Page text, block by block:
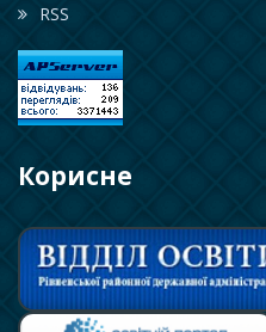
RSS
Корисне